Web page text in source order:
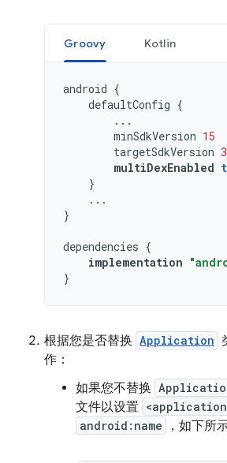
Groovy Kotlin
android {
defaultConfig {
...
minSdkVersion 15
targetSdkVersion
multiDexEnabled
}
...
}
dependencies {
implementation
}
根据您是否替换 Application
作：
如果您不替换
文件以设置
android:name ，如下所